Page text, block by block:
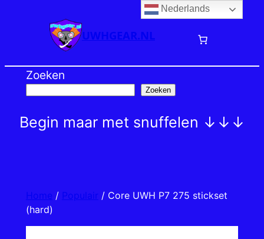
inhoud
UWHGEAR.NL
Zoeken
Zoeken
Begin maar met snuffelen ↓↓↓
Home / Populair / Core UWH P7 275 stickset
(hard)
Nederlands